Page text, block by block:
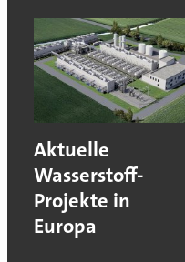
Aktuelle
Wasserstoff-
Projekte in
Europa